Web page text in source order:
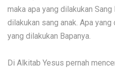
maka apa yang dilakukan
dilakukan sang anak. Apa
yang dilakukan Bapanya.
Di Alkitab Yesus pernah